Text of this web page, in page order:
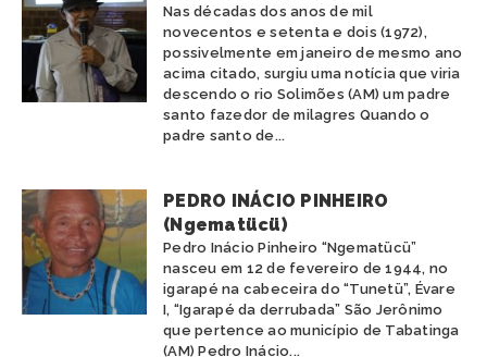
Nas décadas dos anos de mil
novecentos e setenta e dois (1972),
possivelmente em janeiro de mesmo ano
acima citado, surgiu uma notícia que viria
descendo o rio Solimões (AM) um padre
santo fazedor de milagres Quando o
padre santo de...
PEDRO INÁCIO PINHEIRO
(Ngematücü)
Pedro Inácio Pinheiro “Ngematücü”
nasceu em 12 de fevereiro de 1944, no
igarapé na cabeceira do “Tunetü”, Évare
I, “Igarapé da derrubada” São Jerônimo
que pertence ao município de Tabatinga
(AM) Pedro Inácio...